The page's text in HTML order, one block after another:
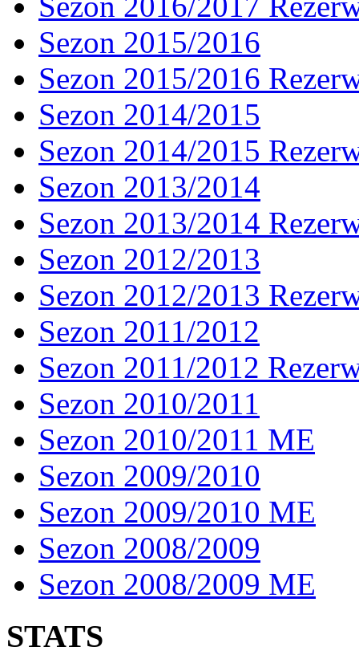
Sezon 2015/2016
Sezon 2015/2016
Sezon 2014/2015
Sezon 2014/2015
Sezon 2013/2014
Sezon 2013/2014
Sezon 2012/2013
Sezon 2012/2013
Sezon 2011/2012
Sezon 2011/2012
Sezon 2010/2011
Sezon 2010/2011 ME
Sezon 2009/2010
Sezon 2009/2010 ME
Sezon 2008/2009
Sezon 2008/2009 ME
STATS